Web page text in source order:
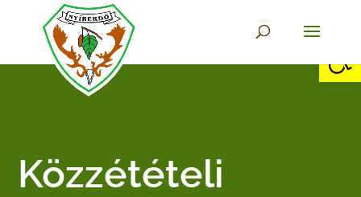
Közzétételi